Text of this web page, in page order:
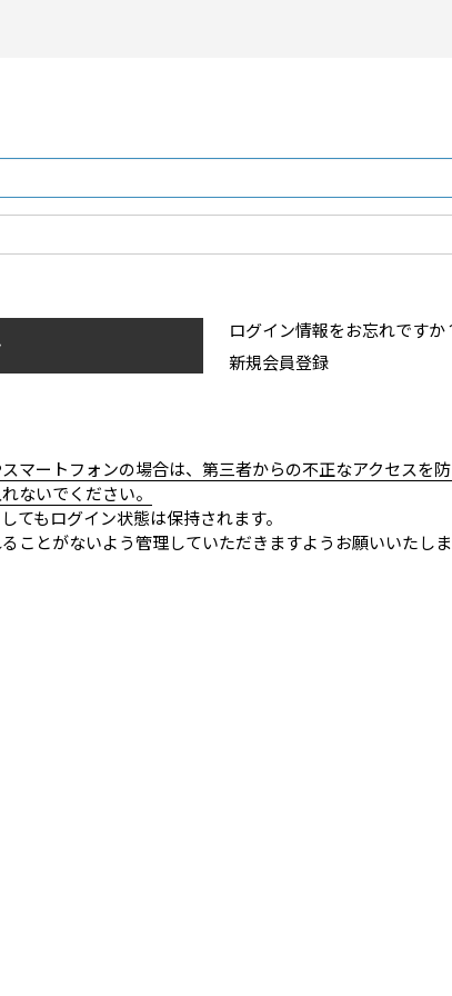
ログイン情報をお忘れですか
新規会員登録
マートフォンの場合は、第三者からの不正なアクセスを
ないでください。
てもログイン状態は保持されます。
ことがないよう管理していただきますようお願いいたし